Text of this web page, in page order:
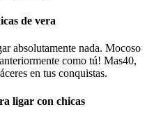
de vera
absolutamente nada. Mocoso
como tú! Mas40,
en tus conquistas.
ligar con chicas